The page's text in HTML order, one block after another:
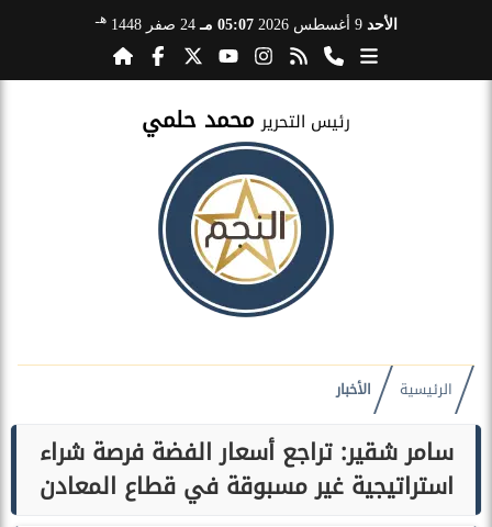
الأحد 9 أغسطس 2026 05:07 مـ 24 صفر 1448 هـ
رئيس التحرير محمد حلمي
الرئيسية الأخبار
سامر شقير: تراجع أسعار الفضة فرصة شراء
استراتيجية غير مسبوقة في قطاع المعادن